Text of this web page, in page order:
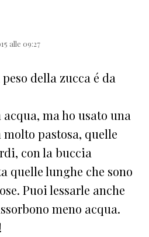
alle 09:27
della zucca é da
acqua, ma ho usato una
pastosa, quelle
con la buccia
quelle lunghe che sono
Puoi lessarle anche
meno acqua.